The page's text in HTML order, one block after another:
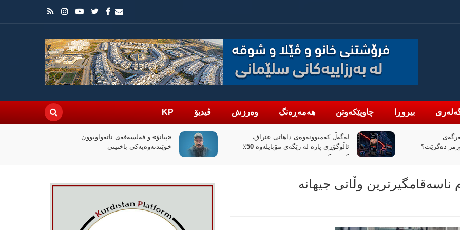
بیروڕا چاوپێکەوتن هەمەڕەنگ وەرزش ڤیدیۆ KP
عێراق،
ئاڵوگۆڕی پارە لە رێگەی مۆبایلەوە 50٪
«پیانۆ» و فەلسەفەی ناتەواوبوون
خوێندنەوەیەکی باختینی
سیاسەتی خۆتەعریبکردن لە باشووری
کوردستان
وڵاتی جیهانە